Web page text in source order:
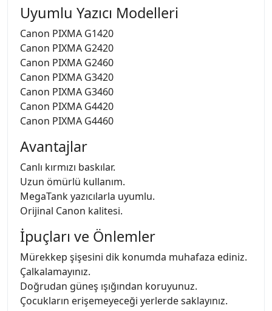
Uyumlu Yazıcı Modelleri
Canon PIXMA G1420
Canon PIXMA G2420
Canon PIXMA G2460
Canon PIXMA G3420
Canon PIXMA G3460
Canon PIXMA G4420
Canon PIXMA G4460
Avantajlar
Canlı kırmızı baskılar.
Uzun ömürlü kullanım.
MegaTank yazıcılarla uyumlu.
Orijinal Canon kalitesi.
İpuçları ve Önlemler
Mürekkep şişesini dik konumda muhafaza ediniz.
Çalkalamayınız.
Doğrudan güneş ışığından koruyunuz.
Çocukların erişemeyeceği yerlerde saklayınız.